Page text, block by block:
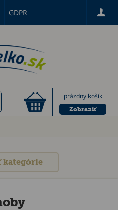
GDPR
prázdny košík
Zobraziť
kategórie